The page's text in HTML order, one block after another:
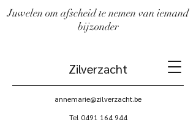
Zilverzacht
annemarie@zilverzacht.be
Tel 0491 164 944
Juwelen om afscheid te nemen van iemand
bijzonder